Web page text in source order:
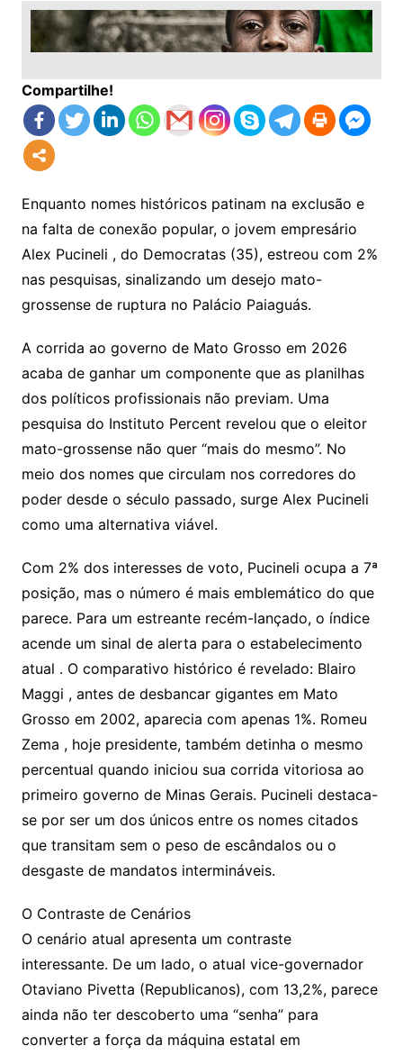
Compartilhe!
Enquanto nomes históricos patinam na exclusão e
na falta de conexão popular, o jovem empresário
Alex Pucineli , do Democratas (35), estreou com 2%
nas pesquisas, sinalizando um desejo mato-
grossense de ruptura no Palácio Paiaguás.
A corrida ao governo de Mato Grosso em 2026
acaba de ganhar um componente que as planilhas
dos políticos profissionais não previam. Uma
pesquisa do Instituto Percent revelou que o eleitor
mato-grossense não quer “mais do mesmo”. No
meio dos nomes que circulam nos corredores do
poder desde o século passado, surge Alex Pucineli
como uma alternativa viável.
Com 2% dos interesses de voto, Pucineli ocupa a 7ª
posição, mas o número é mais emblemático do que
parece. Para um estreante recém-lançado, o índice
acende um sinal de alerta para o estabelecimento
atual . O comparativo histórico é revelado: Blairo
Maggi , antes de desbancar gigantes em Mato
Grosso em 2002, aparecia com apenas 1%. Romeu
Zema , hoje presidente, também detinha o mesmo
percentual quando iniciou sua corrida vitoriosa ao
primeiro governo de Minas Gerais. Pucineli destaca-
se por ser um dos únicos entre os nomes citados
que transitam sem o peso de escândalos ou o
desgaste de mandatos intermináveis.
O Contraste de Cenários
O cenário atual apresenta um contraste
interessante. De um lado, o atual vice-governador
Otaviano Pivetta (Republicanos), com 13,2%, parece
ainda não ter descoberto uma “senha” para
converter a força da máquina estatal em